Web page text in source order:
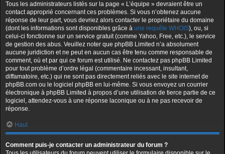
Tous les administrateurs listés sur la page « L’équipe » devraient être un
contact approprié concernant ces problèmes. Si vous n’obtenez aucune
réponse de leur part, vous devriez alors contacter le propriétaire du domaine
(dont les informations sont disponibles grâce à une requête WHOIS), ou, si
celui-ci fonctionne sur un service gratuit (comme Yahoo, Free, etc.), le service
de gestion des abus. Veuillez noter que phpBB Limited n’a absolument
aucune juridiction et ne peut en aucun cas être tenu comme responsable de
comment, où et par qui ce forum est utilisé. Ne contactez pas phpBB Limited
pour tout problème d’ordre légal (commentaire incessant, insultant,
diffamatoire, etc.) qui ne sont pas directement reliés avec le site internet de
phpBB.com ou le logiciel phpBB en lui-même. Si vous envoyez un courrier
électronique à phpBB Limited à propos d’une utilisation de tierce partie de ce
logiciel, attendez-vous à une réponse laconique ou à ne pas recevoir de
réponse.
Haut
Comment puis-je contacter un administrateur du forum ?